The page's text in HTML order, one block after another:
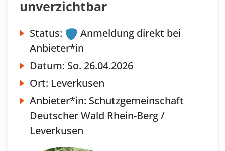
unverzichtbar
Status:
Anmeldung direkt bei
Anbieter*in
Datum: So. 26.04.2026
Ort: Leverkusen
Anbieter*in: Schutzgemeinschaft
Deutscher Wald Rhein-Berg /
Leverkusen